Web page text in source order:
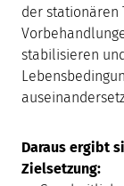
der stationären
stabilisieren
Daraus ergibt
Zielsetzung: